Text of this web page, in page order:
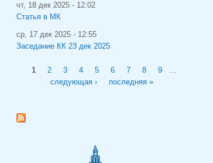
чт, 18 дек 2025 - 12:02
Статья в МК
ср, 17 дек 2025 - 12:55
Заседание КК 23 дек 2025
Страницы
1 2 3 4 5 6 7 8 9
следующая ›
последняя »